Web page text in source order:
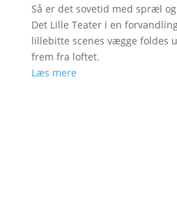
Så er det sovetid med spræl og
Det Lille Teater i en
lillebitte scenes vægge foldes
frem fra loftet.
Læs mere